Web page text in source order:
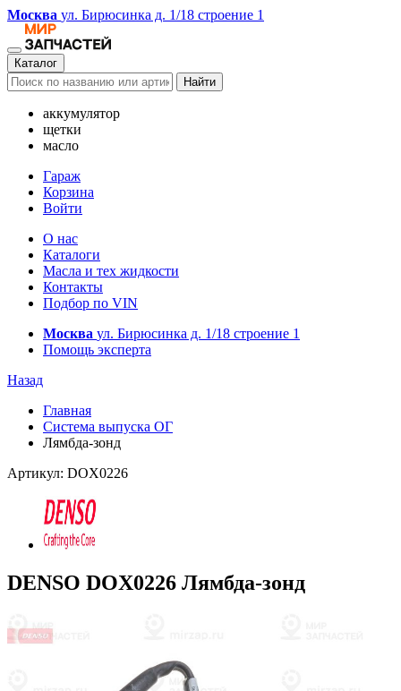
Москва ул. Бирюсинка д. 1/18 строение 1
Каталог
Найти
аккумулятор
щетки
масло
Гараж
Корзина
Войти
О нас
Каталоги
Масла и тех жидкости
Контакты
Подбор по VIN
Москва ул. Бирюсинка д. 1/18 строение 1
Помощь эксперта
Назад
Главная
Система выпуска ОГ
Лямбда-зонд
Артикул: DOX0226
DENSO DOX0226 Лямбда-зонд